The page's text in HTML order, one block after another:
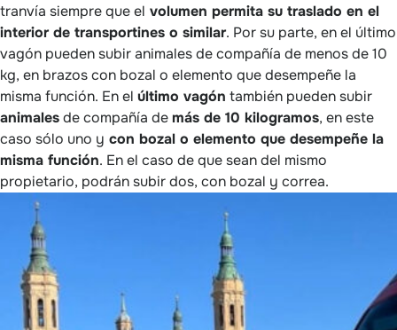
tranvía siempre que el volumen permita su traslado en el
interior de transportines o similar. Por su parte, en el último
vagón pueden subir animales de compañía de menos de 10
kg, en brazos con bozal o elemento que desempeñe la
misma función. En el último vagón también pueden subir
animalesde compañía demás de 10 kilogramos, en este
caso sólo uno y con bozal o elemento que desempeñe la
misma función. En el caso de que sean del mismo
propietario, podrán subir dos, con bozal y correa.